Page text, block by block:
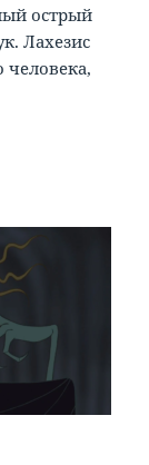
острый
Лахезис